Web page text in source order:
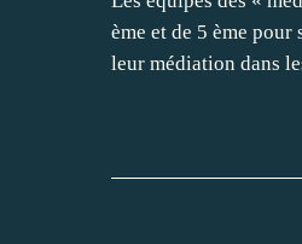
ème et de 5 ème
leur médiation dans